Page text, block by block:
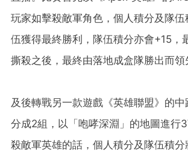
玩家如擊殺敵軍角色，個人積分及隊
伍獲得最終勝利，隊伍積分亦會+15，
撕殺之後，最終由落地成盒隊勝出而領
及後轉戰另一款遊戲《英雄聯盟》的
分成2組，以「咆哮深淵」的地圖進行
殺敵軍英雄的話，個人積分及隊伍積